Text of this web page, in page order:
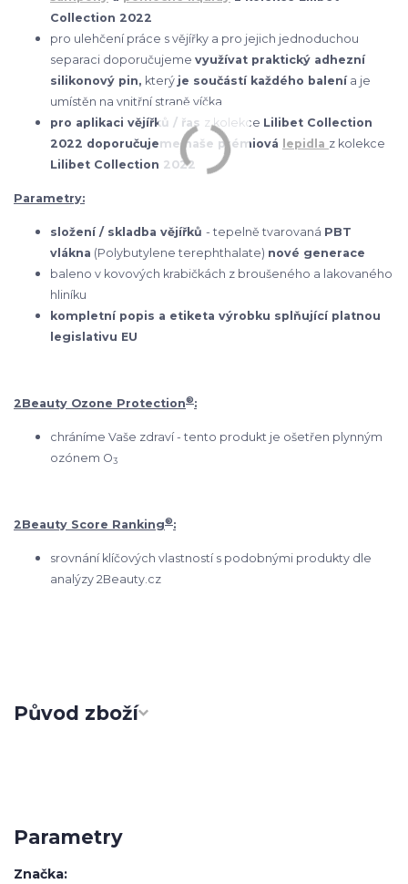
Collection 2022
pro ulehčení práce s vějířky a pro jejich jednoduchou
separaci doporučujeme využívat praktický adhezní
silikonový pin, který je součástí každého balenía je
umístěn na vnitřní straně víčka
pro aplikaci vějířků / řas z kolekce Lilibet Collection
2022 doporučujeme naše prémiová lepidla z kolekce
Lilibet Collection 2022
Parametry:
složení / skladba vějířků - tepelně tvarovaná PBT
vlákna (Polybutylene terephthalate) nové generace
baleno v kovových krabičkách z broušeného a lakovaného
hliníku
kompletní popis a etiketa výrobku splňující platnou
legislativu EU
2Beauty Ozone Protection®:
chráníme Vaše zdraví - tento produkt je ošetřen plynným
ozónem O3
2Beauty Score Ranking®:
srovnání klíčových vlastností s podobnými produkty dle
analýzy 2Beauty.cz
Původ zboží
Parametry
Značka